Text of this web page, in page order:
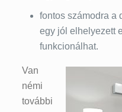
fontos számodra a
egy jól elhelyezett
funkcionálhat.
Van
némi
további